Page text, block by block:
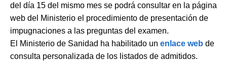
del día 15 del mismo mes se podrá consultar en la página
web del Ministerio el procedimiento de presentación de
impugnaciones a las preguntas del examen.
El Ministerio de Sanidad ha habilitado un enlace web de
consulta personalizada de los listados de admitidos.